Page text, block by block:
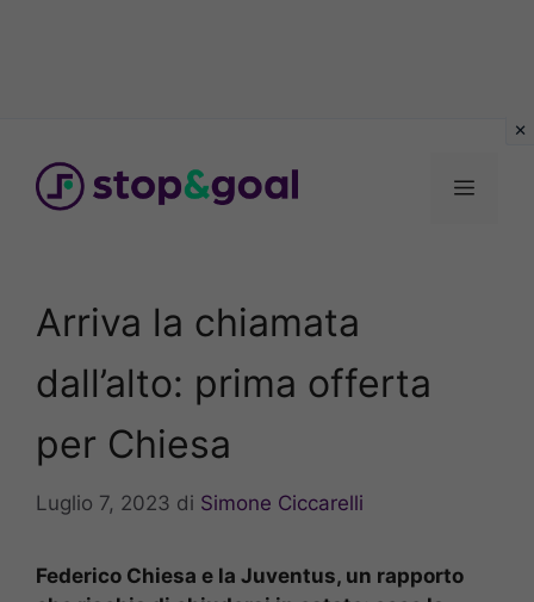
contenuto
Menu
Arriva la chiamata
dall’alto: prima offerta
per Chiesa
Luglio 7, 2023 di Simone Ciccarelli
Federico Chiesa e la Juventus, un rapporto